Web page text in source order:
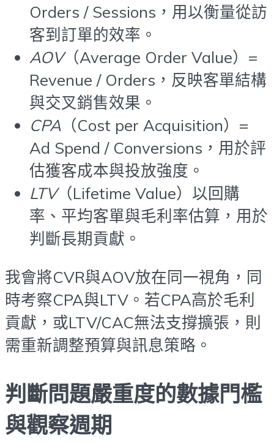
Orders / Sessions，用以衡量從訪
客到訂單的效率。
AOV（Average Order Value）=
Revenue / Orders，反映客單結構
與交叉銷售效果。
CPA （Cost per Acquisition）=
Ad Spend / Conversions，用於評
估獲客成本與投放強度。
LTV（Lifetime Value）以回購
率、平均客單與毛利率估算，用於
判斷長期貢獻。
我會將CVR與AOV放在同一視角，同
時考察CPA與LTV。若CPA高於毛利
貢獻，或LTV/CAC無法支撐擴張，則
需重新調整預算與訊息策略。
判斷問題嚴重度的數據門檻
與觀察週期